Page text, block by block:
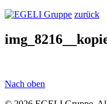
zurück
Nach oben